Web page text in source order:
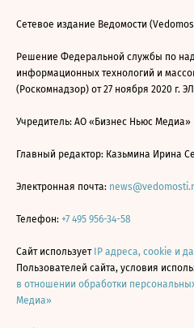
Сетевое издание Ведомости
Решение Федеральной службы по
информационных технологий и
(Роскомнадзор) от 27 ноября 2020 г.
Учредитель: АО «Бизнес Ньюс Медиа»
Главный редактор: Казьмина Ирина
Электронная почта:
Телефон: +7 495 956-34-58
Сайт использует IP адреса, cookie и
Пользователей сайта, условия
в отношении обработки
Медиа»